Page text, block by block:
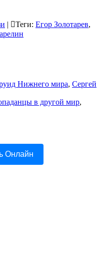
| Теги: Егор Золотарев,
Нижнего мира, Сергей
в другой мир,
Онлайн